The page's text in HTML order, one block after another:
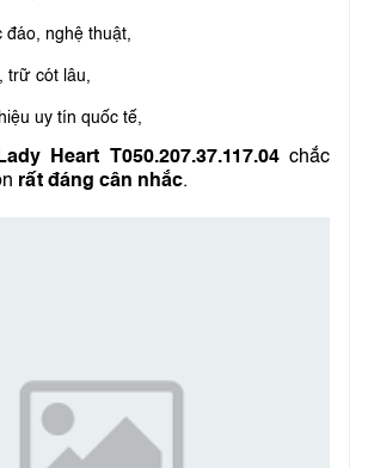
đáo, nghệ thuật,
trữ cót lâu,
uy tín quốc tế,
Heart T050.207.37.117.04chắc
rất đáng cân nhắc.